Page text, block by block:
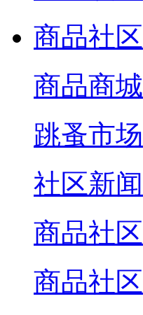
商品社区
商品商城
跳蚤市场
社区新闻
商品社区
商品社区